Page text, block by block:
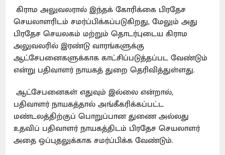
கிராம அலுவலரால் இந்தக் கோரிக்கை பிரதேச
செயலாளரிடம் சமர்ப்பிக்கப்படுகிறது, மேலும் அது
பிரதேச செயலகம் மற்றும் தொடர்புடைய கிராம
அலுவலரில் இரண்டு வாரங்களுக்கு
ஆட்சேபனைகளுக்காக காட்சிப்படுத்தப்பட வேண்டும்
என்று பதிவாளர் நாயகத் துறை தெரிவித்துள்ளது.
ஆட்சேபனைகள் எதுவும் இல்லை என்றால்,
பதிவாளர் நாயகத்தால் அங்கீகரிக்கப்பட்ட
மண்டலத்திற்குப் பொறுப்பான துணை அல்லது
உதவிப் பதிவாளர் நாயகத்திடம் பிரதேச செயலாளர்
அதை ஒப்புதலுக்காக சமர்ப்பிக்க வேண்டும்.